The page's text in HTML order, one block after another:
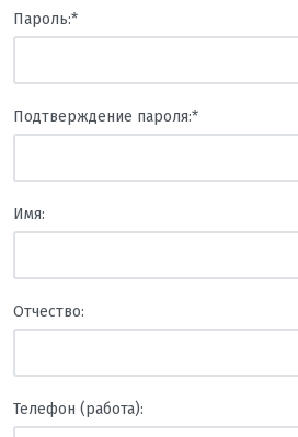
Пароль:*
Подтверждение пароля:*
Имя:
Отчество:
Телефон (работа):